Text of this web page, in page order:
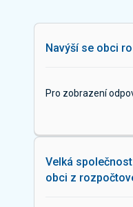
Navýší se obci
Pro zobrazení
Velká
obci z